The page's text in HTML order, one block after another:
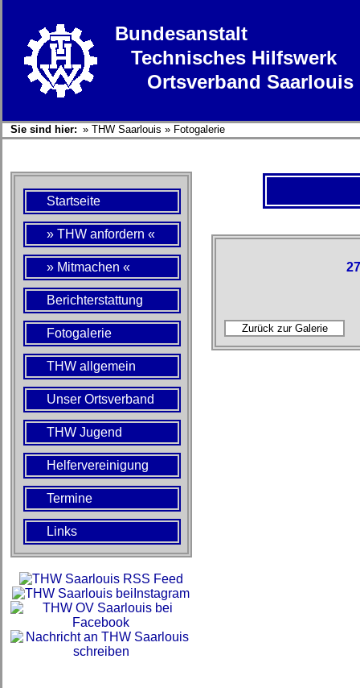
Bundesanstalt
Technisches Hilfswerk
Ortsverband Saarlouis
Sie sind hier: » THW Saarlouis » Fotogalerie
Startseite
» THW anfordern «
» Mitmachen «
Berichterstattung
Fotogalerie
THW allgemein
Unser Ortsverband
THW Jugend
Helfervereinigung
Termine
Links